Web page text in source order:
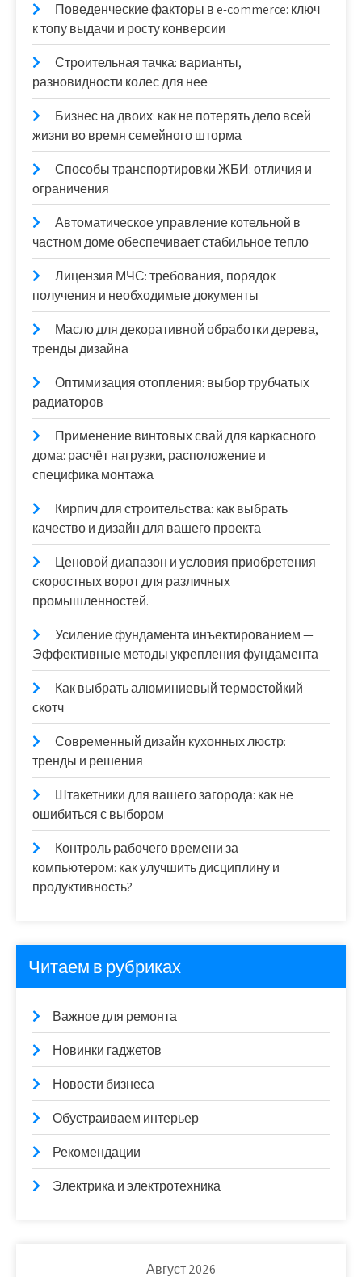
Поведенческие факторы в e-commerce: ключ
к топу выдачи и росту конверсии
Строительная тачка: варианты,
разновидности колес для нее
Бизнес на двоих: как не потерять дело всей
жизни во время семейного шторма
Способы транспортировки ЖБИ: отличия и
ограничения
Автоматическое управление котельной в
частном доме обеспечивает стабильное тепло
Лицензия МЧС: требования, порядок
получения и необходимые документы
Масло для декоративной обработки дерева,
тренды дизайна
Оптимизация отопления: выбор трубчатых
радиаторов
Применение винтовых свай для каркасного
дома: расчёт нагрузки, расположение и
специфика монтажа
Кирпич для строительства: как выбрать
качество и дизайн для вашего проекта
Ценовой диапазон и условия приобретения
скоростных ворот для различных
промышленностей.
Усиление фундамента инъектированием —
Эффективные методы укрепления фундамента
Как выбрать алюминиевый термостойкий
скотч
Современный дизайн кухонных люстр:
тренды и решения
Штакетники для вашего загорода: как не
ошибиться с выбором
Контроль рабочего времени за
компьютером: как улучшить дисциплину и
продуктивность?
Читаем в рубриках
Важное для ремонта
Новинки гаджетов
Новости бизнеса
Обустраиваем интерьер
Рекомендации
Электрика и электротехника
Август 2026